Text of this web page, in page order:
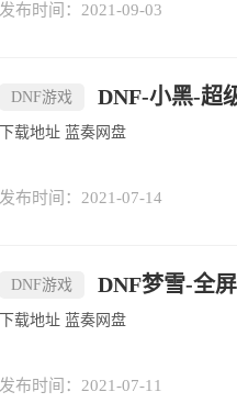
发布时间：2021-09-03
DNF游戏 DNF-小黑-超
下载地址 蓝奏网盘
发布时间：2021-07-14
DNF游戏 DNF梦雪-全
下载地址 蓝奏网盘
发布时间：2021-07-11